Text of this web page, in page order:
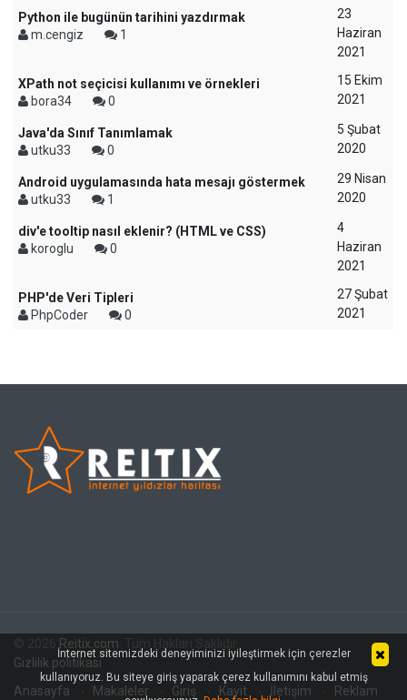
Python ile bugünün tarihini yazdırmak
m.cengiz
1
23
Haziran
2021
XPath not seçicisi kullanımı ve örnekleri
bora34
0
15 Ekim
2021
Java'da Sınıf Tanımlamak
utku33
0
5 Şubat
2020
Android uygulamasında hata mesajı göstermek
utku33
1
29 Nisan
2020
div'e tooltip nasıl eklenir? (HTML ve CSS)
koroglu
0
4
Haziran
2021
PHP'de Veri Tipleri
PhpCoder
0
27 Şubat
2021
Reitix.com
Gizlilik politikası
Anasayfa
Makaleler Giriş Kayıt İletişim Reklam
İnternet sitemizdeki deneyiminizi iyileştirmek için çerezler
kullanıyoruz. Bu siteye giriş yaparak çerez kullanımını kabul etmiş